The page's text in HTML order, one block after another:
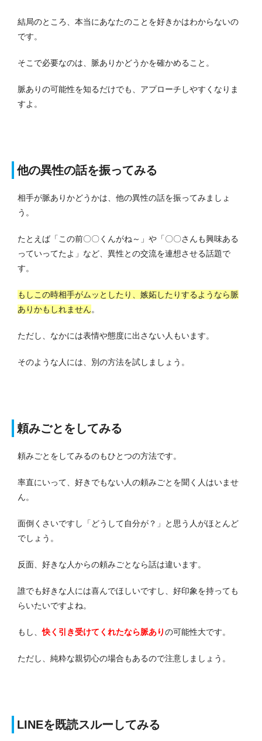
結局のところ、本当にあなたのことを好きかはわからないの
です。
そこで必要なのは、脈ありかどうかを確かめること。
脈ありの可能性を知るだけでも、アプローチしやすくなりま
すよ。
他の異性の話を振ってみる
相手が脈ありかどうかは、他の異性の話を振ってみましょ
う。
たとえば「この前〇〇くんがね～」や「〇〇さんも興味ある
っていってたよ」など、異性との交流を連想させる話題で
す。
もしこの時相手がムッとしたり、嫉妬したりするようなら脈
ありかもしれません。
ただし、なかには表情や態度に出さない人もいます。
そのような人には、別の方法を試しましょう。
頼みごとをしてみる
頼みごとをしてみるのもひとつの方法です。
率直にいって、好きでもない人の頼みごとを聞く人はいませ
ん。
面倒くさいですし「どうして自分が？」と思う人がほとんど
でしょう。
反面、好きな人からの頼みごとなら話は違います。
誰でも好きな人には喜んでほしいですし、好印象を持っても
らいたいですよね。
もし、快く引き受けてくれたなら脈ありの可能性大です。
ただし、純粋な親切心の場合もあるので注意しましょう。
LINEを既読スルーしてみる